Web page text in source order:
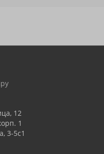
12
1
3-5с1